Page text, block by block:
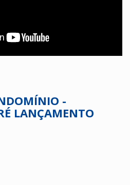
-
LANÇAMENTO